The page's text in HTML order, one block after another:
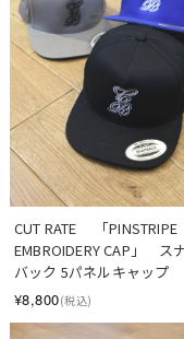
CUT RATE 　「PINSTRIPE
EMBROIDERY CAP」　ス
バック 5パネルキャップ
¥8,800(税込)